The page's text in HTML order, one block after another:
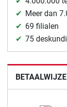
Meer dan
69 filialen
75